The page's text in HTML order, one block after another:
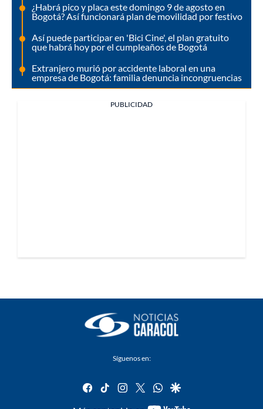
¿Habrá pico y placa este domingo 9 de agosto en
Bogotá? Así funcionará plan de movilidad por festivo
Así puede participar en 'Bici Cine', el plan gratuito
que habrá hoy por el cumpleaños de Bogotá
Extranjero murió por accidente laboral en una
empresa de Bogotá: familia denuncia incongruencias
PUBLICIDAD
Síguenos en:
facebook
tiktok instagram
twitterwhatsapp
google